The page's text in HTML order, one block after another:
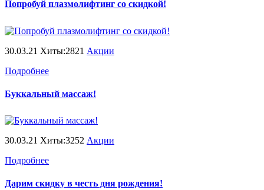
Попробуй плазмолифтинг со скидкой!
30.03.21 Хиты:2821 Акции
Подробнее
Буккальный массаж!
30.03.21 Хиты:3252 Акции
Подробнее
Дарим скидку в честь дня рождения!